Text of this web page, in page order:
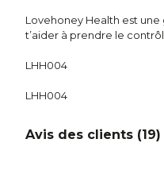
Lovehoney Health est
t’aider à prendre le
LHH004
LHH004
Avis des clients (19)